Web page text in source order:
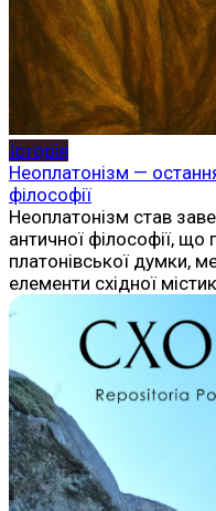
Історія
Неоплатонізм —
філософії
Неоплатонізм став
античної філософії, що
платонівської думки,
елементи східної